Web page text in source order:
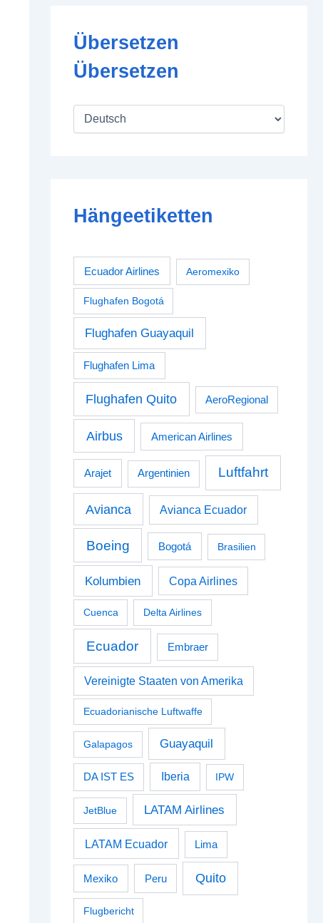
Übersetzen
Übersetzen
Hängeetiketten
Ecuador Airlines Aeromexiko
Flughafen Bogotá
Flughafen Guayaquil
Flughafen Lima
Flughafen Quito AeroRegional
Airbus American Airlines
Arajet Argentinien Luftfahrt
Avianca Avianca Ecuador
Boeing Bogotá Brasilien
Kolumbien Copa Airlines
Cuenca Delta Airlines
Ecuador Embraer
Vereinigte Staaten von Amerika
Ecuadorianische Luftwaffe
Galapagos Guayaquil
DA IST ES Iberia IPW
JetBlue LATAM Airlines
LATAM Ecuador Lima
Mexiko Peru Quito
Flugbericht